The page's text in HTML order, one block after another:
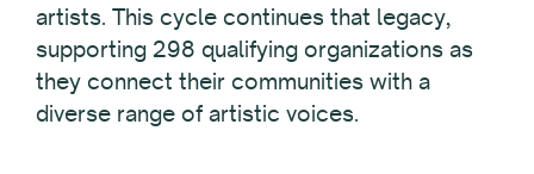
artists. This cycle continues that legacy,
supporting 298 qualifying organizations as
they connect their communities with a
diverse range of artistic voices.